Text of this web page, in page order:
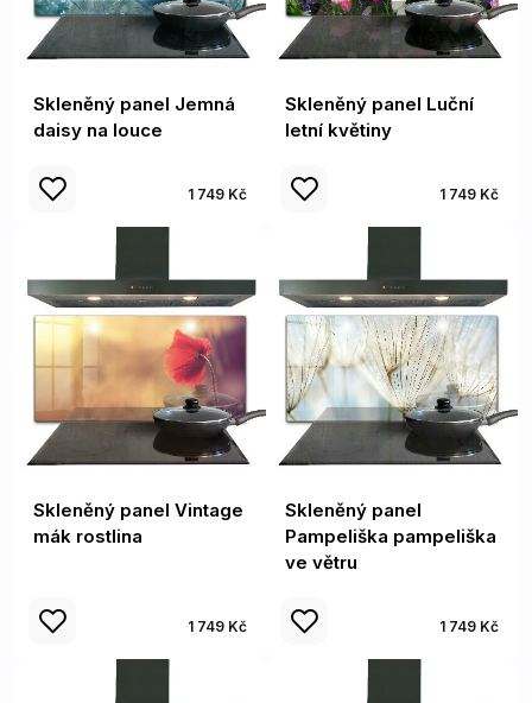
Skleněný panel Jemná
daisy na louce
1 749 Kč
Skleněný panel Luční
letní květiny
1 749 Kč
Skleněný panel Vintage
mák rostlina
1 749 Kč
Skleněný panel
Pampeliška pampeliška
ve větru
1 749 Kč